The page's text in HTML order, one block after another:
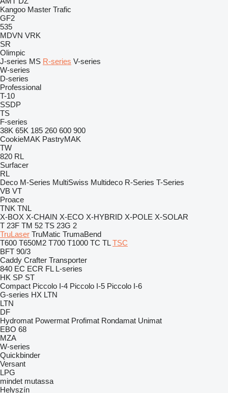
Kangoo Master Trafic
GF2
535
MDVN VRK
SR
Olimpic
J-series MS R-series V-series
W-series
D-series
Professional
T-10
SSDP
TS
F-series
38K 65K 185 260 600 900
CookieMAK PastryMAK
TW
820 RL
Surfacer
RL
Deco M-Series MultiSwiss Multideco R-Series T-Series
VB VT
Proace
TNK TNL
X-BOX X-CHAIN X-ECO X-HYBRID X-POLE X-SOLAR
T 23F TM 52 TS 23G 2
TruLaser TruMatic TrumaBend
T600 T650M2 T700 T1000 TC TL TSC
BFT 90/3
Caddy Crafter Transporter
840 EC ECR FL L-series
HK SP ST
Compact Piccolo I-4 Piccolo I-5 Piccolo I-6
G-series HX LTN
LTN
DF
Hydromat Powermat Profimat Rondamat Unimat
EBO 68
MZA
W-series
Quickbinder
Versant
LPG
mindet mutassa
Helyszín